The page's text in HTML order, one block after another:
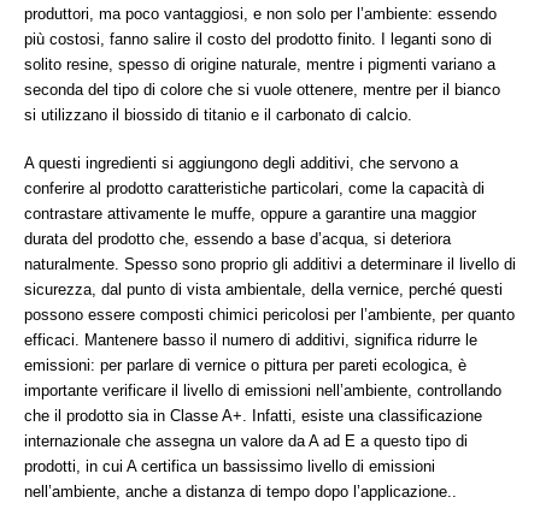
produttori, ma poco vantaggiosi, e non solo per l’ambiente: essendo
più costosi, fanno salire il costo del prodotto finito. I leganti sono di
solito resine, spesso di origine naturale, mentre i pigmenti variano a
seconda del tipo di colore che si vuole ottenere, mentre per il bianco
si utilizzano il biossido di titanio e il carbonato di calcio.
A questi ingredienti si aggiungono degli additivi, che servono a
conferire al prodotto caratteristiche particolari, come la capacità di
contrastare attivamente le muffe, oppure a garantire una maggior
durata del prodotto che, essendo a base d’acqua, si deteriora
naturalmente. Spesso sono proprio gli additivi a determinare il livello di
sicurezza, dal punto di vista ambientale, della vernice, perché questi
possono essere composti chimici pericolosi per l’ambiente, per quanto
efficaci. Mantenere basso il numero di additivi, significa ridurre le
emissioni: per parlare di vernice o pittura per pareti ecologica, è
importante verificare il livello di emissioni nell’ambiente, controllando
che il prodotto sia in Classe A+. Infatti, esiste una classificazione
internazionale che assegna un valore da A ad E a questo tipo di
prodotti, in cui A certifica un bassissimo livello di emissioni
nell’ambiente, anche a distanza di tempo dopo l’applicazione..